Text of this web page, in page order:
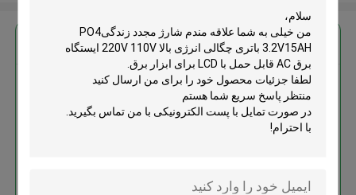
بهترين قيمت رو براي
شارژ مجدد زندگیPO4 3.2V15AH